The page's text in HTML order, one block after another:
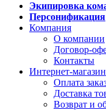
Экипировка
Персонификация
Компания
О компании
Договор-
Контакты
Интернет-магазин
Оплата
Доставка
Возврат и